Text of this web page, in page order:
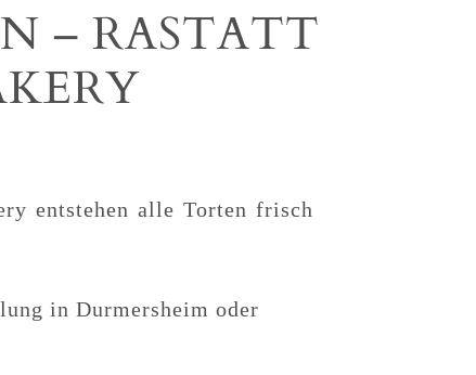
– RASTATT
entstehen alle Torten frisch
in Durmersheim oder